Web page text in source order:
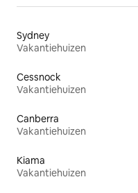
Sydney
Vakantiehuizen
Cessnock
Vakantiehuizen
Canberra
Vakantiehuizen
Kiama
Vakantiehuizen